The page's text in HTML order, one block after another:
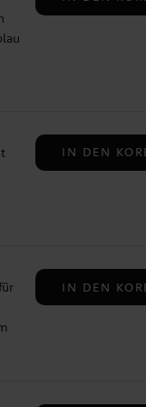
✓
IN DEN
IN DEN